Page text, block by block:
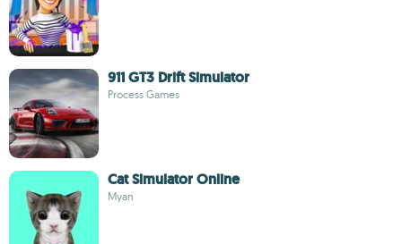
911 GT3 Drift Simulator
Process Games
Cat Simulator Online
Myan